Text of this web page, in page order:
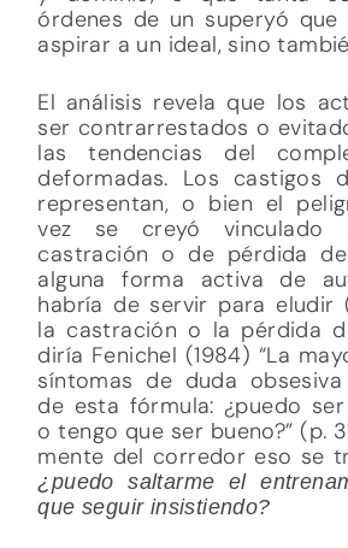
órdenes de un superyó
aspirar a un ideal, sino
El análisis revela que los
ser contrarrestados o
las tendencias del
deformadas. Los castigos
representan, o bien el
vez se creyó vinculado
castración o de pérdida
alguna forma activa de
habría de servir para eludir
la castración o la pérdida
diría Fenichel (1984) “La
síntomas de duda
de esta fórmula: ¿puedo
o tengo que ser bueno?” (p.
mente del corredor eso se
¿puedo saltarme el
que seguir insistiendo?